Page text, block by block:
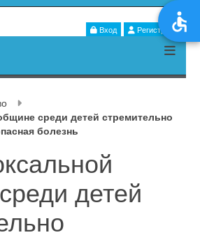
Вход Регистрация
среди детей стремительно
болезнь
детей